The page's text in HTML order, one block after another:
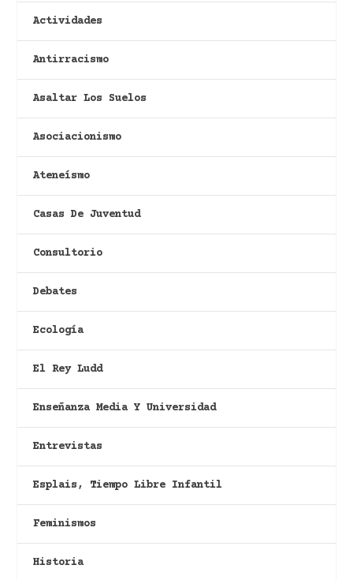
Actividades
Antirracismo
Asaltar Los Suelos
Asociacionismo
Ateneísmo
Casas De Juventud
Consultorio
Debates
Ecología
El Rey Ludd
Enseñanza Media Y Universidad
Entrevistas
Esplais, Tiempo Libre Infantil
Feminismos
Historia